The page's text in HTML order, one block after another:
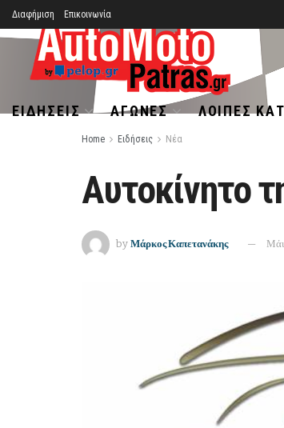
Διαφήμιση Επικοινωνία
ΕΙΔΉΣΕΙΣ ΑΓΏΝΕΣ ΛΟΙΠΈΣ
Home Ειδήσεις Νέα
Αυτοκίνητο
by Μάρκος Καπετανάκης